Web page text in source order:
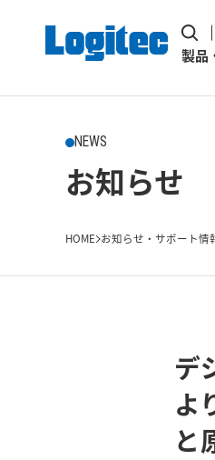
製品
NEWS
お知らせ
HOME お知らせ・サポート情
デ
よ
と